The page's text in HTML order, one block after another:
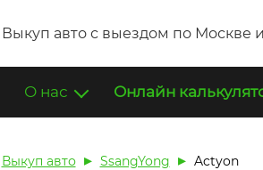
Выкуп авто с выездом по Москве
О нас Онлайн
Выкуп авто SsangYong Actyon